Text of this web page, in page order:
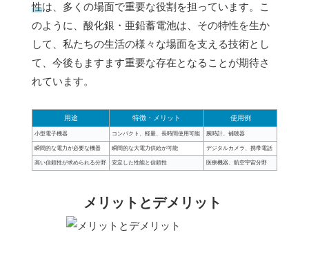
性は、多くの場面で重要な役割を担っています。こ
のように、酸化銀・亜鉛蓄電池は、その特性を生か
して、私たちの生活の様々な場面を支える技術とし
て、今後もますます重要な存在となることが期待さ
れています。
用途 特徴・メリット 使用例
小型電子機器 コンパクト、軽量、長時間使用可能 腕時計、補聴器
瞬間的な電力が必要な機器 瞬間的な大電力供給が可能 デジタルカメラ、携帯電話
高い信頼性が求められる分野 安定した性能と信頼性 医療機器、航空宇宙分野
メリットとデメリット